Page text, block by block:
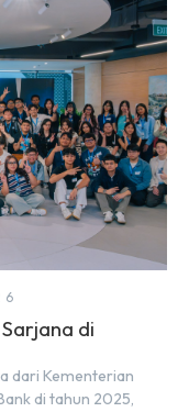
at Living Lab
di
dari Kementerian
di tahun 2025,